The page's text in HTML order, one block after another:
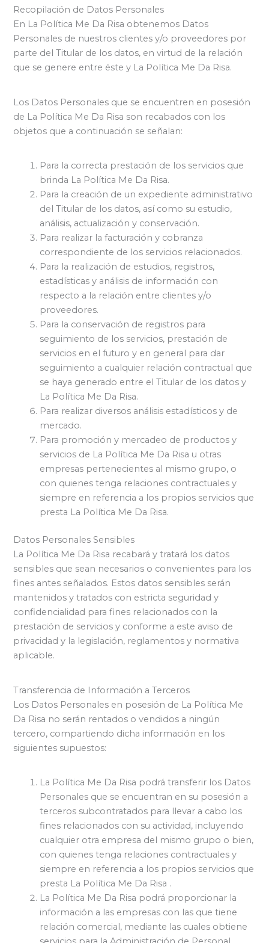
Recopilación de Datos Personales
En La Política Me Da Risa obtenemos Datos
Personales de nuestros clientes y/o proveedores por
parte del Titular de los datos, en virtud de la relación
que se genere entre éste y La Política Me Da Risa.
Los Datos Personales que se encuentren en posesión
de La Política Me Da Risa son recabados con los
objetos que a continuación se señalan:
Para la correcta prestación de los servicios que
brinda La Política Me Da Risa.
Para la creación de un expediente administrativo
del Titular de los datos, así como su estudio,
análisis, actualización y conservación.
Para realizar la facturación y cobranza
correspondiente de los servicios relacionados.
Para la realización de estudios, registros,
estadísticas y análisis de información con
respecto a la relación entre clientes y/o
proveedores.
Para la conservación de registros para
seguimiento de los servicios, prestación de
servicios en el futuro y en general para dar
seguimiento a cualquier relación contractual que
se haya generado entre el Titular de los datos y
La Política Me Da Risa.
Para realizar diversos análisis estadísticos y de
mercado.
Para promoción y mercadeo de productos y
servicios de La Política Me Da Risa u otras
empresas pertenecientes al mismo grupo, o
con quienes tenga relaciones contractuales y
siempre en referencia a los propios servicios que
presta La Política Me Da Risa.
Datos Personales Sensibles
La Política Me Da Risa recabará y tratará los datos
sensibles que sean necesarios o convenientes para los
fines antes señalados. Estos datos sensibles serán
mantenidos y tratados con estricta seguridad y
confidencialidad para fines relacionados con la
prestación de servicios y conforme a este aviso de
privacidad y la legislación, reglamentos y normativa
aplicable.
Transferencia de Información a Terceros
Los Datos Personales en posesión de La Política Me
Da Risa no serán rentados o vendidos a ningún
tercero, compartiendo dicha información en los
siguientes supuestos:
La Política Me Da Risa podrá transferir los Datos
Personales que se encuentran en su posesión a
terceros subcontratados para llevar a cabo los
fines relacionados con su actividad, incluyendo
cualquier otra empresa del mismo grupo o bien,
con quienes tenga relaciones contractuales y
siempre en referencia a los propios servicios que
presta La Política Me Da Risa .
La Política Me Da Risa podrá proporcionar la
información a las empresas con las que tiene
relación comercial, mediante las cuales obtiene